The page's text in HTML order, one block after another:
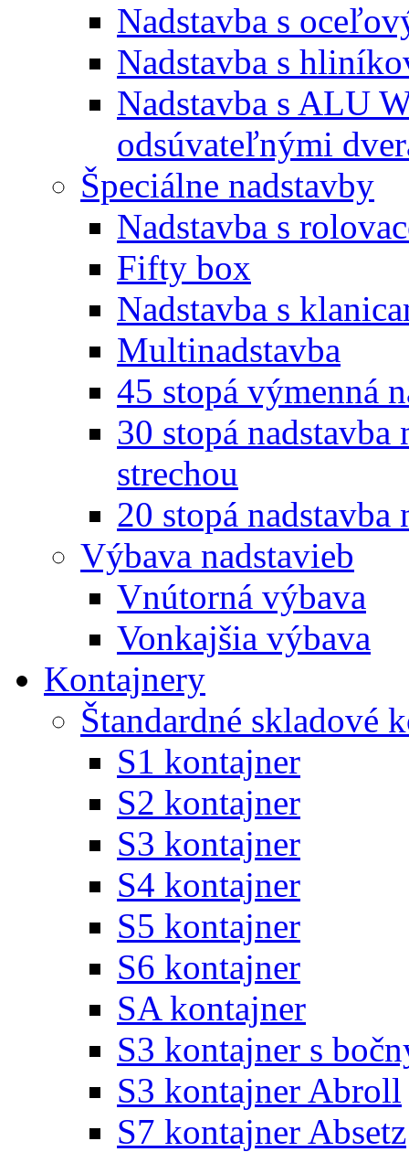
Nadstavba s
Nadstavba s
Nadstavba s ALU
odsúvateľnými
Špeciálne nadstavby
Nadstavba s
Fifty box
Nadstavba s
Multinadstavba
45 stopá výmenná
30 stopá
strechou
20 stopá
Výbava nadstavieb
Vnútorná výbava
Vonkajšia výbava
Kontajnery
Štandardné skladové
S1 kontajner
S2 kontajner
S3 kontajner
S4 kontajner
S5 kontajner
S6 kontajner
SA kontajner
S3 kontajner s
S3 kontajner Abroll
S7 kontajner Absetz